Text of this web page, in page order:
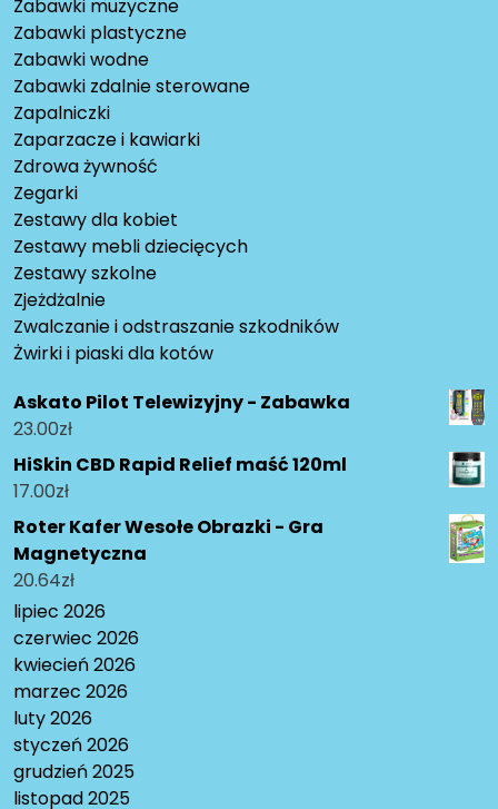
Zabawki muzyczne
Zabawki plastyczne
Zabawki wodne
Zabawki zdalnie sterowane
Zapalniczki
Zaparzacze i kawiarki
Zdrowa żywność
Zegarki
Zestawy dla kobiet
Zestawy mebli dziecięcych
Zestawy szkolne
Zjeżdżalnie
Zwalczanie i odstraszanie szkodników
Żwirki i piaski dla kotów
Askato Pilot Telewizyjny - Zabawka
23.00zł
HiSkin CBD Rapid Relief maść 120ml
17.00zł
Roter Kafer Wesołe Obrazki - Gra
Magnetyczna
20.64zł
lipiec 2026
czerwiec 2026
kwiecień 2026
marzec 2026
luty 2026
styczeń 2026
grudzień 2025
listopad 2025